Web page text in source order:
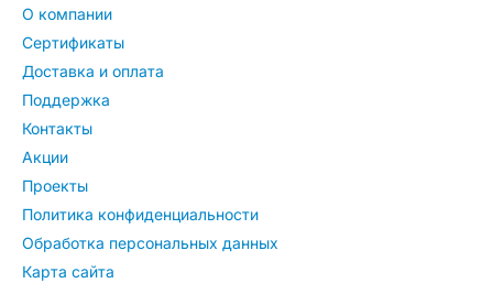
О компании
Сертификаты
Доставка и оплата
Поддержка
Контакты
Акции
Проекты
Политика конфиденциальности
Обработка персональных данных
Карта сайта